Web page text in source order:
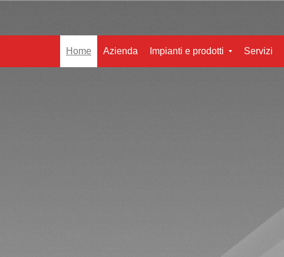
Home Azienda Impianti e prodotti Servizi